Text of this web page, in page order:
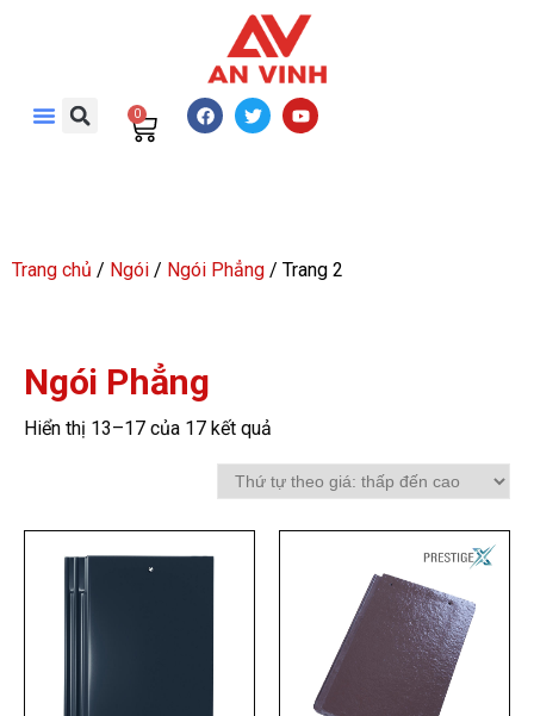
0
Trang chủ / Ngói / Ngói Phẳng / Trang 2
Ngói Phẳng
Hiển thị 13–17 của 17 kết quả